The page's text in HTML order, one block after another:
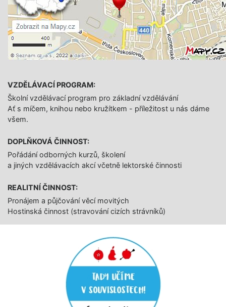
VZDĚLÁVACÍ PROGRAM:
Školní vzdělávací program pro základní vzdělávání
Ať s míčem, knihou nebo kružítkem - příležitost u nás dáme
všem.
DOPLŇKOVÁ ČINNOST:
Pořádání odborných kurzů, školení
a jiných vzdělávacích akcí včetně lektorské činnosti
REALITNÍ ČINNOST:
Pronájem a půjčování věcí movitých
Hostinská činnost (stravování cizích strávníků)